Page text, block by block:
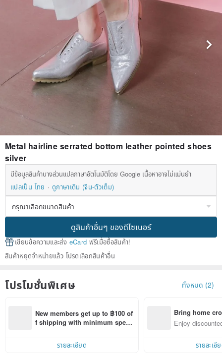
Metal hairline serrated bottom leather pointed shoes
silver
มีข้อมูลสินค้าบางส่วนแปลภาษาอัตโนมัติโดย Google เนื้อหาอาจไม่แม่นยำ
แปลเป็น ไทย
ดูภาษาเดิม (จีน-ตัวเต็ม)
ดูสินค้าอื่นๆ ของดีไซเนอร์
เขียนข้อความและส่ง eCard ฟรีเมื่อซื้อสินค้า!
สินค้าหยุดจำหน่ายแล้ว โปรดเลือกสินค้าอื่น
โปรโมชั่นพิเศษ ทั้งหมด (2)
New members get up to ฿100 of
f shipping with minimum spen
within 7 days!
รายละเอียด
Bring home
n with ease
Enjoy
รายละเอี